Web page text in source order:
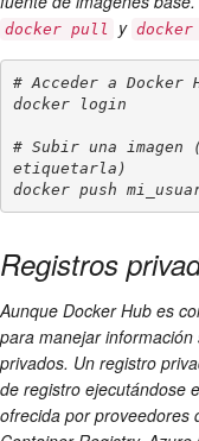
docker pull y docker
# Acceder a Docker
docker login
# Subir una
etiquetarla)
docker push
Registros
Aunque Docker Hub es
para manejar
privados. Un registro
de registro ejecutándose
ofrecida por proveedores